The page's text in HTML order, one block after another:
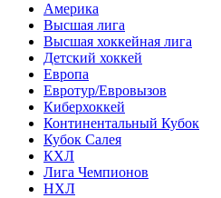
Америка
Высшая лига
Высшая хоккейная лига
Детский хоккей
Европа
Евротур/Евровызов
Киберхоккей
Континентальный Кубок
Кубок Салея
КХЛ
Лига Чемпионов
НХЛ